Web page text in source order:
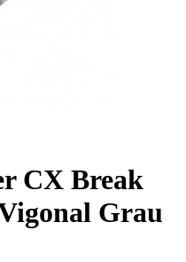
CX Break
Grau